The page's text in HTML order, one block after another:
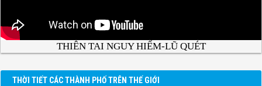
THIÊN TAI NGUY HIỂM-LŨ QUÉT
THỜI TIẾT CÁC THÀNH PHỐ TRÊN THẾ GIỚI